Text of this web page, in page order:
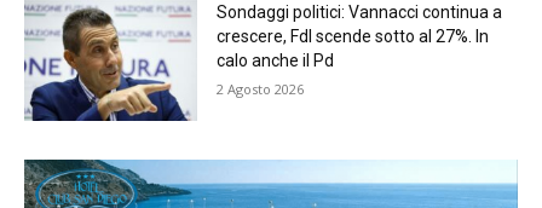
Sondaggi politici: Vannacci continua a
crescere, FdI scende sotto al 27%. In
calo anche il Pd
2 Agosto 2026